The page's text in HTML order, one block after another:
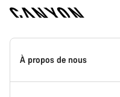
Page
d'accueil
Canyon
-
À propos de nous